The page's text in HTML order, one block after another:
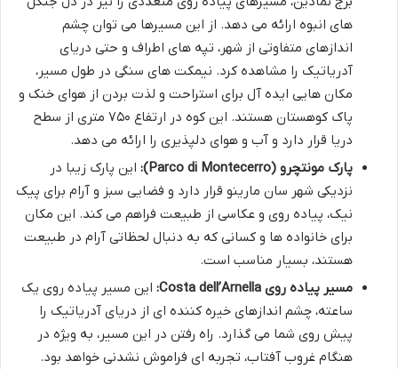
های انبوه ارائه می دهد. از این مسیرها می توان چشم
اندازهای متفاوتی از شهر، تپه های اطراف و حتی دریای
آدریاتیک را مشاهده کرد. نیمکت های سنگی در طول مسیر،
مکان هایی ایده آل برای استراحت و لذت بردن از هوای خنک و
پاک کوهستان هستند. این کوه در ارتفاع ۷۵۰ متری از سطح
دریا قرار دارد و آب و هوای دلپذیری را ارائه می دهد.
پارک مونتچرو (Parco di Montecerro):
این پارک زیبا در
نزدیکی شهر سان مارینو قرار دارد و فضایی سبز و آرام برای پیک
نیک، پیاده روی و عکاسی از طبیعت فراهم می کند. این مکان
برای خانواده ها و کسانی که به دنبال لحظاتی آرام در طبیعت
هستند، بسیار مناسب است.
مسیر پیاده روی Costa dell’Arnella:
این مسیر پیاده روی یک
ساعته، چشم اندازهای خیره کننده ای از دریای آدریاتیک را
پیش روی شما می گذارد. راه رفتن در این مسیر، به ویژه در
هنگام غروب آفتاب، تجربه ای فراموش نشدنی خواهد بود.